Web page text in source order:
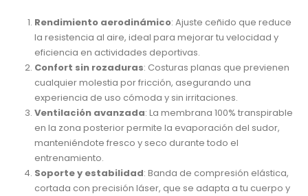
Rendimiento aerodinámico: Ajuste ceñido que reduce
la resistencia al aire, ideal para mejorar tu velocidad y
eficiencia en actividades deportivas.
Confort sin rozaduras: Costuras planas que previenen
cualquier molestia por fricción, asegurando una
experiencia de uso cómoda y sin irritaciones.
Ventilación avanzada: La membrana 100% transpirable
en la zona posterior permite la evaporación del sudor,
manteniéndote fresco y seco durante todo el
entrenamiento.
Soporte y estabilidad: Banda de compresión elástica,
cortada con precisión láser, que se adapta a tu cuerpo y